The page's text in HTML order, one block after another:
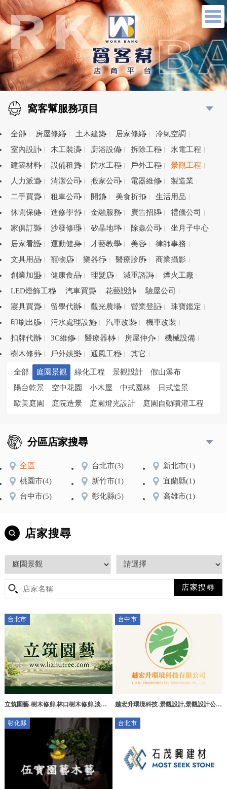
窩客幫服務項目
全部 房屋修繕 土木建築 居家修繕
冷氣空調
室內設計
木工裝潢 廚浴設備 拆除工程
水電工程
建築材料
設備租賃 防水工程 戶外工程
景觀工程
人力派遣
清潔公司 搬家公司 電器維修
製造業
二手買賣
租車公司 開鎖 美食折扣
生活用品
休閒保健
進修學習 金融服務 廣告招牌
禮儀公司
家俱訂製
沙發修理 矽晶地坪 除蟲公司
坐月子中心
居家看護
運動健身 才藝教學 美容
律師事務
文具用品
寵物店 樂器行 醫療診所
商業攝影
創業加盟
健康食品 理髮店 減重諮詢
煙火工廠
LED燈飾工程
汽車買賣 花藝設計
驗屋公司
寢具買賣
留學代辦 觀光農場 營業登記
珠寶鑑定
印刷出版
污水處理設施 汽車改裝
機車改裝
扣牌代辦
3C維修 醫療器材 房屋仲介
機械設備
樹木修剪
戶外娛樂 通風工程 其它
全部 庭園景觀 綠化工程 景觀設計
假山瀑布
陽台乾景
空中花園 小木屋 中式園林
日式造景
歐美庭園
庭院造景 庭園燈光設計 庭園自動噴灌工程
分區店家搜尋
全區 台北市(3) 新北市(1)
桃園市(4) 新竹市(1) 宜蘭縣(1)
台中市(5) 彰化縣(5) 高雄市(1)
店家搜尋
台北市
立筑園藝-樹木修剪,林口樹木修剪,淡水
台中市
越宏升環境科技-景觀設計,景觀設計公
彰化縣
台北市